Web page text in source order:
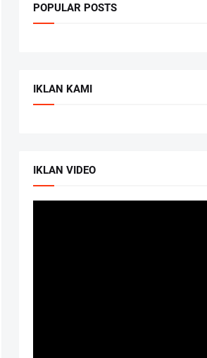
POPULAR POSTS
IKLAN KAMI
IKLAN VIDEO